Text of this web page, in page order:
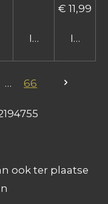
In
€ 11,99
In
66
ook ter plaatse